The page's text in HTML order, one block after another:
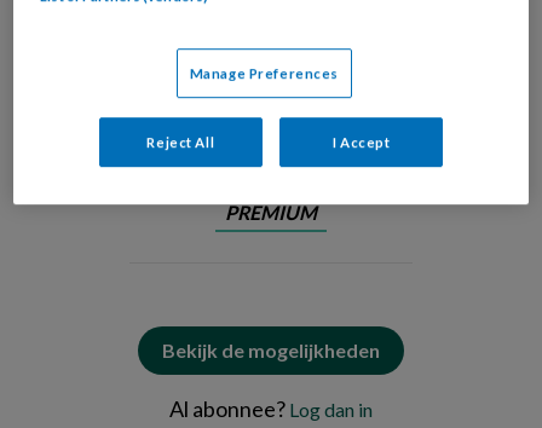
PREMIUM
Bekijk de mogelijkheden
Al abonnee? Log dan in
Manage Preferences
Reject All I Accept